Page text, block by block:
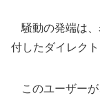
騒動の発端は、
付したダイレク
このユーザーが